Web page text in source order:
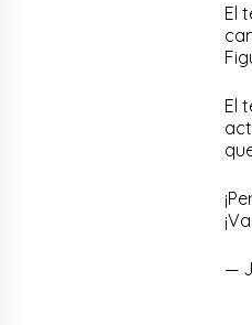
El
El
—